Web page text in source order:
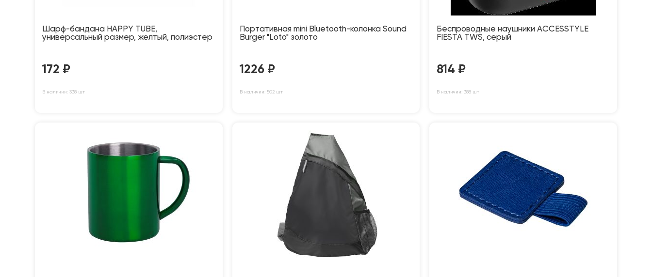
Шарф-бандана HAPPY TUBE,
универсальный размер, желтый, полиэстер
172 ₽
В наличии: 338 шт
Портативная mini Bluetooth-колонка Sound
Burger "Loto" золото
1226 ₽
В наличии: 502 шт
Беспроводные наушники ACCESSTYLE
FIESTA TWS, серый
814 ₽
В наличии: 388 шт